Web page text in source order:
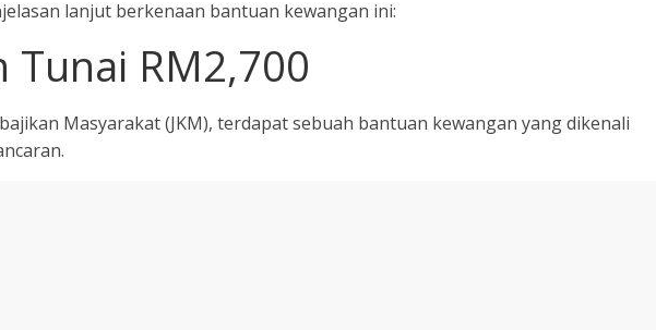
lanjut berkenaan bantuan kewangan ini:
Tunai RM2,700
Masyarakat (JKM), terdapat sebuah bantuan kewangan yang dikenali